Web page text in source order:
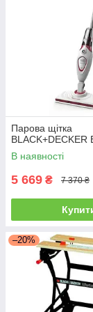
Парова щітка
BLACK+DECKER
В наявності
5 669 ₴ 7 370 ₴
–20%